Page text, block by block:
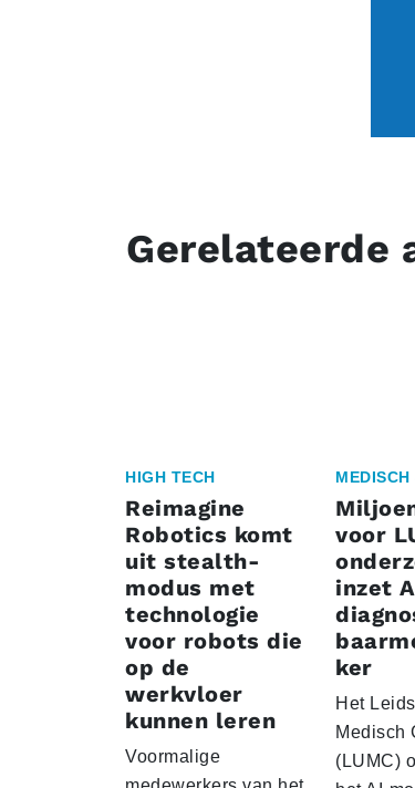
Gerelateerde
HIGH TECH
Reimagine
Robotics komt
uit stealth-
modus met
technologie
voor robots die
op de
werkvloer
kunnen leren
Voormalige
voor
inzet
ker
Het
Medisch
(LUMC)